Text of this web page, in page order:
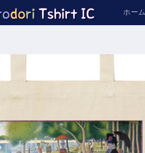
ホーム
商品情